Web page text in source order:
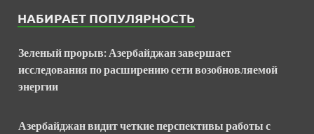
НАБИРАЕТ ПОПУЛЯРНОСТЬ
Зеленый прорыв: Азербайджан завершает
исследования по расширению сети возобновляемой
энергии
Азербайджан видит четкие перспективы работы с